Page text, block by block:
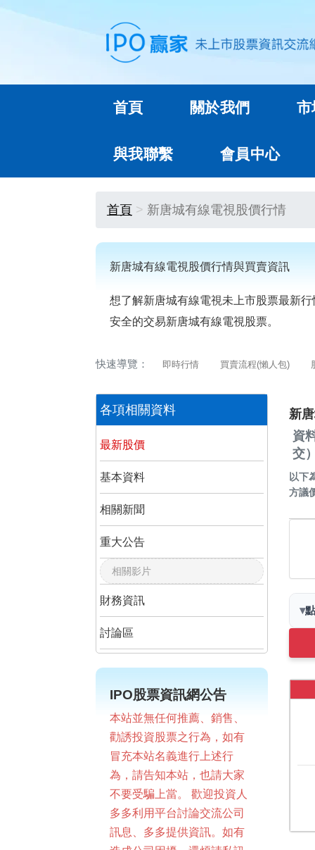
首頁 關於我們 市
與我聯繫 會員中心
首頁 新唐城有線電視股價行情
新唐城有線電視股價行情與買賣資訊
想了解新唐城有線電視未上市股票最新
安全的交易新唐城有線電視股票。
快速導覽： 即時行情 買賣流程(懶人包)
各項相關資料
最新股價
基本資料
相關新聞
重大公告
相關影片
財務資訊
討論區
IPO股票資訊網公告
本站並無任何推薦、銷售、
勸誘投資股票之行為，如有
冒充本站名義進行上述行
為，請告知本站，也請大家
不要受騙上當。 歡迎投資人
多多利用平台討論交流公司
訊息、多多提供資訊。如有
新
資
交
以下
方議
▾